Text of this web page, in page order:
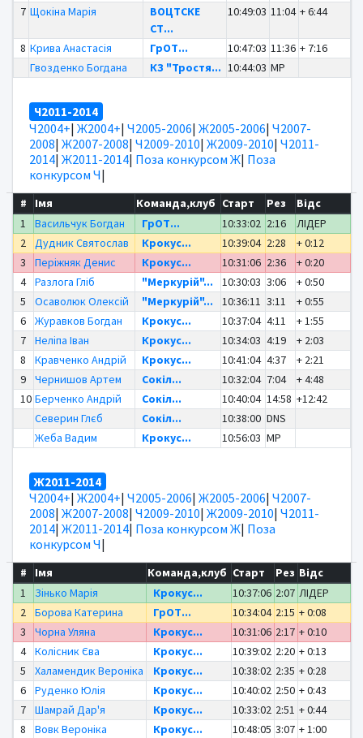
7 Щокіна Марія
ВОЦТСКЕ
СТ...
10:49:03 11:04 + 6:44
8 Крива Анастасія ГрОТ... 10:47:03 11:36 + 7:16
Гвозденко Богдана
КЗ "Тростя... 10:44:03 MP
Ч2011-2014
Ч2004+| Ж2004+| Ч2005-2006| Ж2005-2006| Ч2007-
2008| Ж2007-2008| Ч2009-2010| Ж2009-2010| Ч2011-
2014| Ж2011-2014| Поза конкурсом Ж| Поза
конкурсом Ч|
# Імя Команда,клуб Старт Рез
Відс
1
Васильчук Богдан ГрОТ... 10:33:02 2:16
ЛІДЕР
2
Дудник Святослав Крокус... 10:39:04 2:28
+ 0:12
3
Періжняк Денис Крокус... 10:31:06 2:36
+ 0:20
4
Разлога Гліб "Меркурій"... 10:30:03 3:06
+ 0:50
5
Осаволюк Олексій "Меркурій"... 10:36:11 3:11
+ 0:55
6
Журавков Богдан Крокус... 10:37:04 4:11
+ 1:55
7
Неліпа Іван Крокус... 10:34:03 4:19
+ 2:03
8
Кравченко Андрій Крокус... 10:41:04 4:37
+ 2:21
9
Чернишов Артем Сокіл... 10:32:04 7:04
+ 4:48
10 Берченко Андрій Сокіл... 10:40:04 14:58 +12:42
Северин Глєб
Сокіл... 10:38:00 DNS
Жеба Вадим
Крокус... 10:56:03 MP
Ж2011-2014
Ч2004+| Ж2004+| Ч2005-2006| Ж2005-2006| Ч2007-
2008| Ж2007-2008| Ч2009-2010| Ж2009-2010| Ч2011-
2014| Ж2011-2014| Поза конкурсом Ж| Поза
конкурсом Ч|
# Імя Команда,клуб Старт Рез Відс
1
Зінько Марія Крокус... 10:37:06 2:07 ЛІДЕР
2
Борова Катерина ГрОТ... 10:34:04 2:15 + 0:08
3
Чорна Уляна Крокус... 10:31:06 2:17 + 0:10
4
Колісник Єва Крокус... 10:39:02 2:20 + 0:13
5
Халамендик Вероніка Крокус... 10:38:02 2:35 + 0:28
6
Руденко Юлія Крокус... 10:40:02 2:50 + 0:43
7
Шамрай Дар'я Крокус... 10:33:02 2:51 + 0:44
8
Вовк Вероніка Крокус... 10:48:05 3:07 + 1:00